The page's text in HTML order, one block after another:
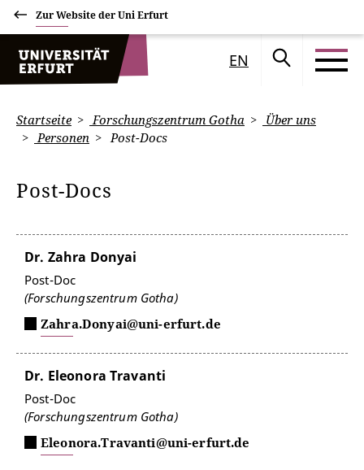
Zur Website der Uni Erfurt
EN
Startseite Forschungszentrum Gotha
Über uns
Personen
Post-Docs
Post-Docs
Dr. Zahra Donyai
Post-Doc
(Forschungszentrum Gotha)
Zahra.Donyai@uni-erfurt.de
Dr. Eleonora Travanti
Post-Doc
(Forschungszentrum Gotha)
Eleonora.Travanti@uni-erfurt.de